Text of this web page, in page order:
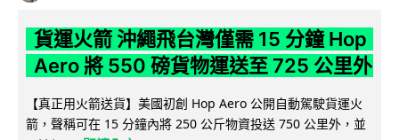
貨運火箭 沖繩飛台灣僅需 15 分鐘 Hop
Aero 將 550 磅貨物運送至 725 公里外
【真正用火箭送貨】美國初創 Hop Aero 公開自動駕駛貨運火
箭，聲稱可在 15 分鐘內將 250 公斤物資投送 750 公里外，並